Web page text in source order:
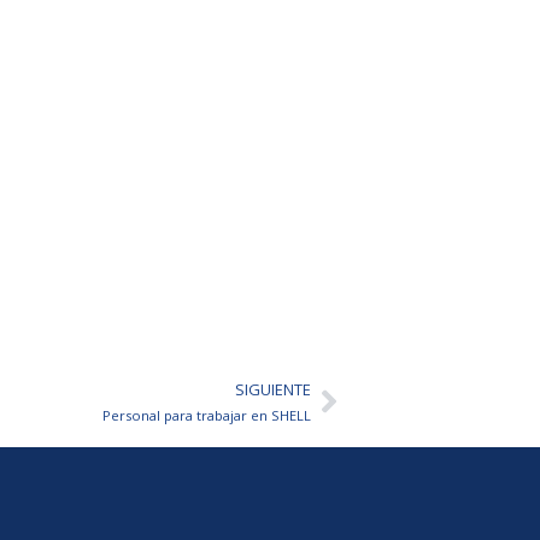
SIGUIENTE
Personal para trabajar en SHELLSiguiente